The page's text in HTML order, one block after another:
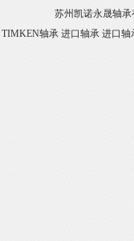
苏州凯诺永晟轴
TIMKEN轴承 进口轴承 进口轴